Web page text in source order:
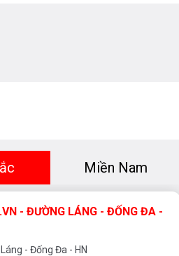
Miền Nam
- ĐƯỜNG LÁNG - ĐỐNG ĐA -
- Đống Đa - HN